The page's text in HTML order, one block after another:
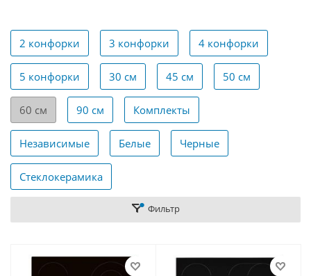
2 конфорки 3 конфорки 4 конфорки
5 конфорки 30 см 45 см 50 см
60 см 90 см Комплекты
Независимые Белые Черные
Стеклокерамика
Фильтр